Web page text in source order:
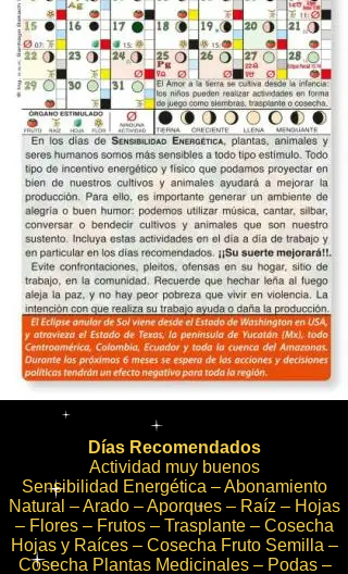
Días Recomendados
Actividad muy buenos
Sensibilidad Energética – Abonamiento
Natural – Arado – Aporques – Raíz – Hojas
– Flores – Frutos – Trasplante – Cosecha
Hojas y Raíces – Cosecha Fruto Semilla –
Cosecha Plantas Medicinales – Podas –